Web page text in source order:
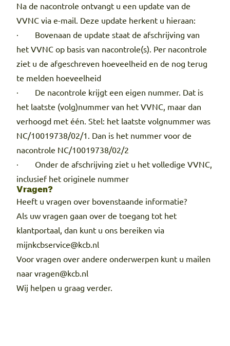
Na de nacontrole ontvangt u een update van de
VVNC via e-mail. Deze update herkent u hieraan:
· Bovenaan de update staat de afschrijving van
het VVNC op basis van nacontrole(s). Per nacontrole
ziet u de afgeschreven hoeveelheid en de nog terug
te melden hoeveelheid
· De nacontrole krijgt een eigen nummer. Dat is
het laatste (volg)nummer van het VVNC, maar dan
verhoogd met één. Stel: het laatste volgnummer was
NC/10019738/02/1. Dan is het nummer voor de
nacontrole NC/10019738/02/2
· Onder de afschrijving ziet u het volledige VVNC,
inclusief het originele nummer
Vragen?
Heeft u vragen over bovenstaande informatie?
Als uw vragen gaan over de toegang tot het
klantportaal, dan kunt u ons bereiken via
mijnkcbservice@kcb.nl
Voor vragen over andere onderwerpen kunt u mailen
naar vragen@kcb.nl
Wij helpen u graag verder.